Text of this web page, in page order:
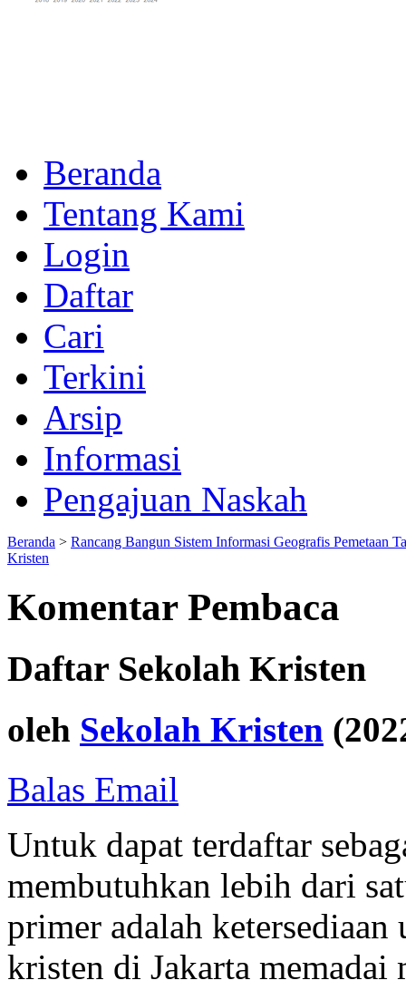
Beranda
Tentang Kami
Login
Daftar
Cari
Terkini
Arsip
Informasi
Pengajuan Naskah
Beranda > Rancang Bangun Sistem Informasi Geografis Pemetaan
Kristen
Komentar Pembaca
Daftar Sekolah Kristen
oleh Sekolah Kristen
Balas Email
Untuk dapat terdaftar
membutuhkan lebih dari
primer adalah
kristen di Jakarta memadai